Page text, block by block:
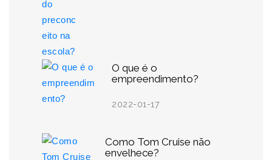
O que é o
empreendimento?
2022-01-17
Como Tom Cruise não
envelhece?